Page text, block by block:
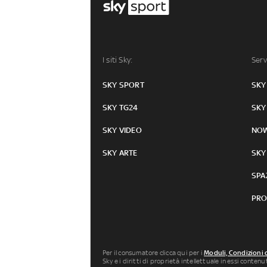
I siti Sky:
SKY SPORT
SKY TG24
SKY VIDEO
SKY ARTE
Per il consumatore clicca qui per iModuli,
Sky e i diritti di proprietà intellettuale in essi